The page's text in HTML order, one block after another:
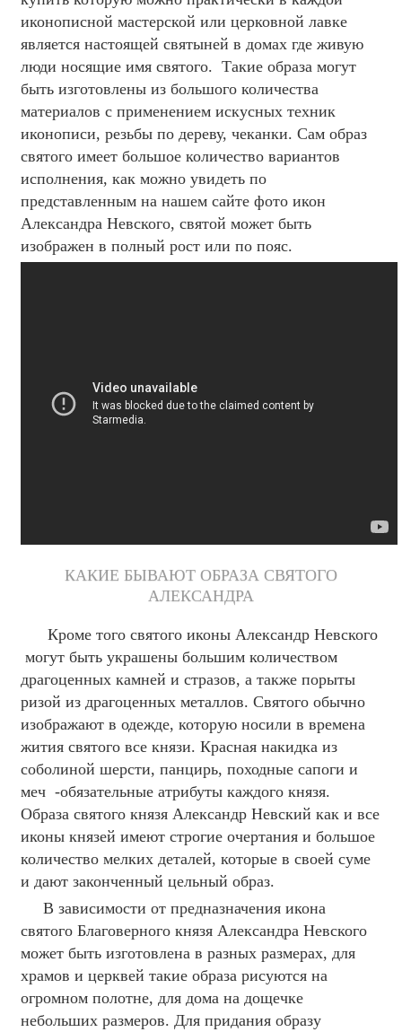
иконописной мастерской или церковной лавке
является настоящей святыней в домах где живую
люди носящие имя святого. Такие образа могут
быть изготовлены из большого количества
материалов с применением искусных техник
иконописи, резьбы по дереву, чеканки. Сам образ
святого имеет большое количество вариантов
исполнения, как можно увидеть по
представленным на нашем сайте фото икон
Александра Невского, святой может быть
изображен в полный рост или по пояс.
КАКИЕ БЫВАЮТ ОБРАЗА СВЯТОГО
АЛЕКСАНДРА
Кроме того святого иконы Александр Невского
могут быть украшены большим количеством
драгоценных камней и стразов, а также порыты
ризой из драгоценных металлов. Святого обычно
изображают в одежде, которую носили в времена
жития святого все князи. Красная накидка из
соболиной шерсти, панцирь, походные сапоги и
меч -обязательные атрибуты каждого князя.
Образа святого князя Александр Невский как и все
иконы князей имеют строгие очертания и большое
количество мелких деталей, которые в своей суме
и дают законченный цельный образ.
В зависимости от предназначения икона
святого Благоверного князя Александра Невского
может быть изготовлена в разных размерах, для
храмов и церквей такие образа рисуются на
огромном полотне, для дома на дощечке
небольших размеров. Для придания образу